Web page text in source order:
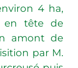
4 ha,
en tête de
amont de
par M.